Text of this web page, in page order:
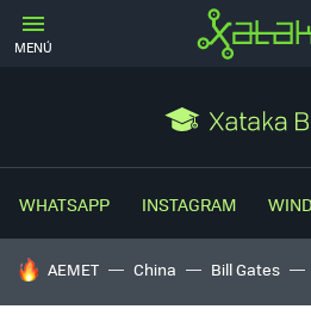
MENÚ
WHATSAPP INSTAGRAM
HOY SE HABLA DE
AEMET China Bill Gates